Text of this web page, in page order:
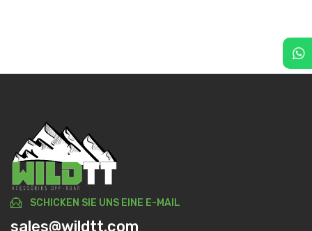
SCHICKEN SIE UNS EINE E-MAIL
sales@wildtt.com